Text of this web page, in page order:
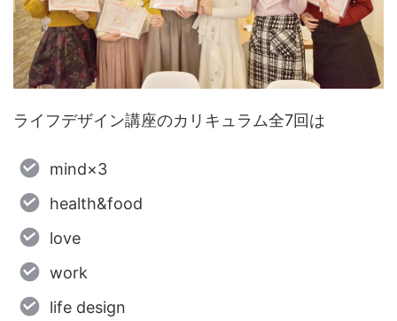
ライフデザイン講座のカリキュラム全7回は
mind×3
health&food
love
work
life design